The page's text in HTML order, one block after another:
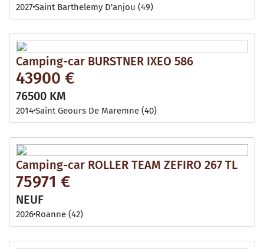
2027Saint Barthelemy D'anjou (49)
Camping-car BURSTNER IXEO 586
43900 €
76500 KM
2014Saint Geours De Maremne (40)
Camping-car ROLLER TEAM ZEFIRO 267 TL
75971 €
NEUF
2026 Roanne (42)